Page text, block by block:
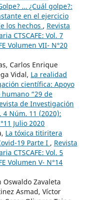
… ¿Cuál golpe?:
en el ejercicio
los hechos , Revista
CTSCAFE: Vol. 7
Volumen VII- N°20
Carlos Enrique
Vidal, La realidad
científica: Apoyo
“29 de
de Investigación
4 Núm. 11 (2020):
Julio 2020
La tóxica titiritera
19 Parte I , Revista
CTSCAFE: Vol. 5
Volumen V- N°14
Oswaldo Zavaleta
Asmad, Víctor